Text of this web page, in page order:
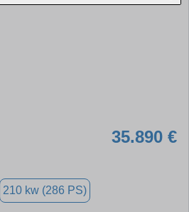
35.890 €
210 kw (286 PS)